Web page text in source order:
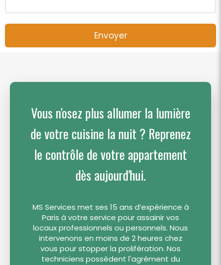
Envoyer
Vous n'osez plus allumer la lumière
de votre cuisine la nuit ? Reprenez
le contrôle de votre appartement
dès aujourd'hui.
MS Services met ses 15 ans d’expérience à
Paris à votre service pour assainir vos
locaux professionnels ou personnels. Nous
intervenons en moins de 2 heures chez
vous pour stopper la prolifération. Nos
techniciens possèdent l'agrément du